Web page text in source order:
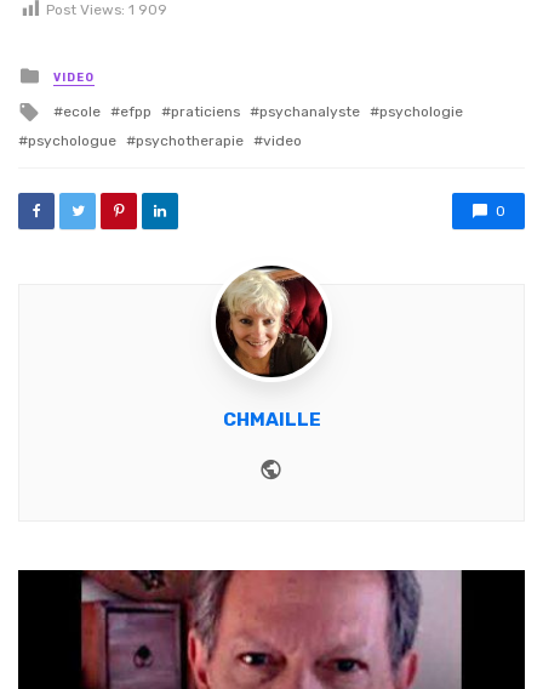
Post Views: 1 909
Posted in
VIDEO
Tagged with
ecole efpp praticiens psychanalyste
psychologie
psychologue
psychotherapie video
0
CHMAILLE